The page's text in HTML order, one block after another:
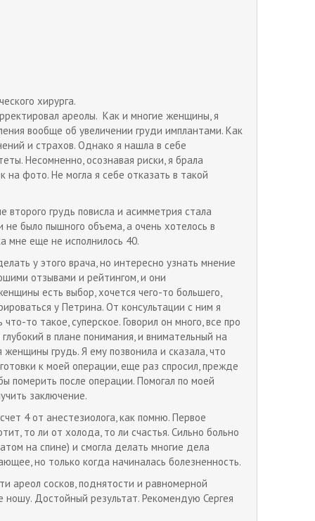
хирурга.
ареолы. Как и многие женщины, я
вообще об увеличении груди имплантами. Как
и страхов. Однако я нашла в себе
Несомненно, осознавая риски, я брала
на фото. Не могла я себе отказать в такой
грудь повисла и асимметрия стала
было пышного объема, а очень хотелось в
мне еще не исполнилось 40.
у этого врача, но интересно узнать мнение
отзывами и рейтингом, и они
есть выбор, хочется чего-то большего,
у Петрина. От консультации с ним я
то такое, суперское. Говорил он много, все про
в плане понимания, и внимательный на
грудь. Я ему позвонила и сказала, что
к моей операции, еще раз спросил, прежде
померить после операции. Помогал по моей
заключение.
4 от анестезиолога, как помню. Первое
то ли от холода, то ли счастья. Сильно больно
на спине) и смогла делать многие дела
но только когда начиналась болезненность.
ареол сосков, поднятости и равномерной
ношу. Достойный результат. Рекомендую Сергея